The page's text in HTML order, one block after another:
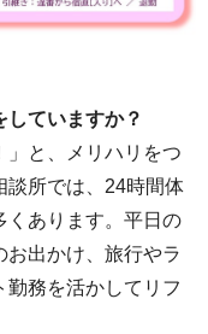
していますか？
と、メリハリをつ
談所では、24時間体
くあります。平日の
お出かけ、旅行やラ
勤務を活かしてリフ